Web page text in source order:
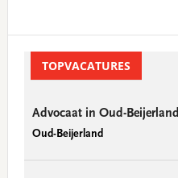
SidebarTOPVACATURES
Advocaat in Oud-Beijerland
Oud-Beijerland